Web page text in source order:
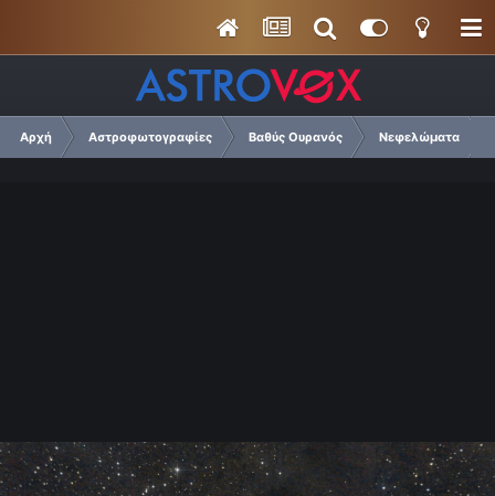
Αρχή Αστροφωτογραφίες Βαθύς Ουρανός Νεφελώματα